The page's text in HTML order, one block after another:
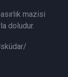
asırlık mazisi
doludur.